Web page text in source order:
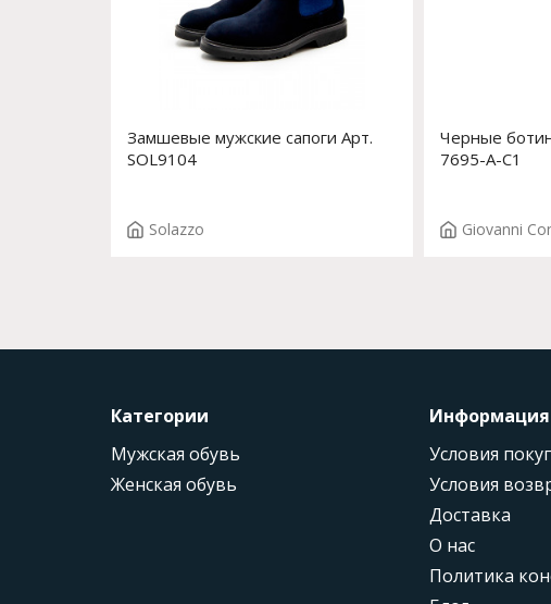
Замшевые мужские сапоги Арт.
SOL9104
Solazzo
Черные
7695-A-C1
Giovanni
Категории
Мужская обувь
Женская обувь
Информация
Условия
Условия
Доставка
О нас
Политика